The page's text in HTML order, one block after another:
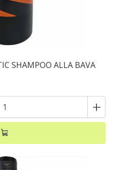
SHAMPOO ALLA BAVA
+